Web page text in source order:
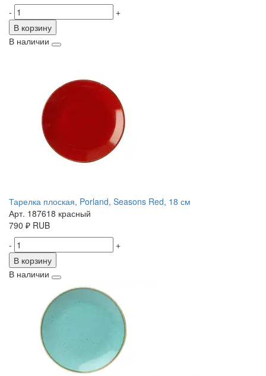
-
+
В корзину
В наличии
Тарелка плоская, Porland, Seasons Red, 18 см
Арт. 187618 красный
790 ₽ RUB
-
+
В корзину
В наличии